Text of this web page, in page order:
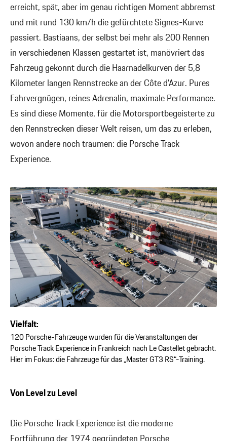
erreicht, spät, aber im genau richtigen Moment abbremst
und mit rund 130 km/h die gefürchtete Signes-Kurve
passiert. Bastiaans, der selbst bei mehr als 200 Rennen
in verschiedenen Klassen gestartet ist, manövriert das
Fahrzeug gekonnt durch die Haarnadelkurven der 5,8
Kilometer langen Rennstrecke an der Côte d’Azur. Pures
Fahrvergnügen, reines Adrenalin, maximale Performance.
Es sind diese Momente, für die Motorsportbegeisterte zu
den Rennstrecken dieser Welt reisen, um das zu erleben,
wovon andere noch träumen: die Porsche Track
Experience.
Vielfalt:
120 Porsche-Fahrzeuge wurden für die Veranstaltungen der
Porsche Track Experience in Frankreich nach Le Castellet gebracht.
Hier im Fokus: die Fahrzeuge für das „Master GT3 RS“-Training.
Von Level zu Level
Die Porsche Track Experience ist die moderne